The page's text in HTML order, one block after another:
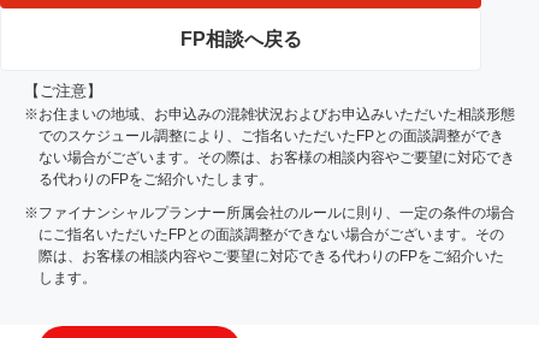
FP相談へ戻る
【ご注意】
※お住まいの地域、お申込みの混雑状況およびお申込みいただいた相談形態
でのスケジュール調整により、ご指名いただいたFPとの面談調整ができ
ない場合がございます。その際は、お客様の相談内容やご要望に対応でき
る代わりのFPをご紹介いたします。
※ファイナンシャルプランナー所属会社のルールに則り、一定の条件の場合
にご指名いただいたFPとの面談調整ができない場合がございます。その
際は、お客様の相談内容やご要望に対応できる代わりのFPをご紹介いた
します。